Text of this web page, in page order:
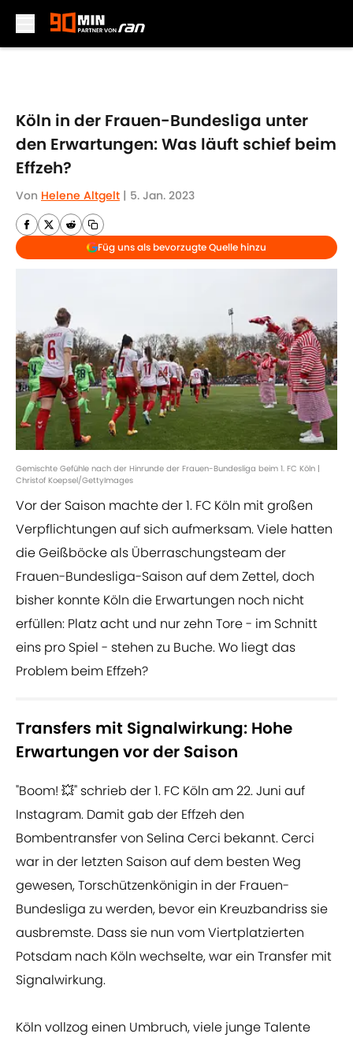
Köln in der Frauen-Bundesliga unter
den Erwartungen: Was läuft schief beim
Effzeh?
Von Helene Altgelt | 5. Jan. 2023
Füg uns als bevorzugte Quelle hinzu
Gemischte Gefühle nach der Hinrunde der Frauen-Bundesliga beim 1. FC Köln |
Christof Koepsel/GettyImages
Vor der Saison machte der 1. FC Köln mit großen
Verpflichtungen auf sich aufmerksam. Viele hatten
die Geißböcke als Überraschungsteam der
Frauen-Bundesliga-Saison auf dem Zettel, doch
bisher konnte Köln die Erwartungen noch nicht
erfüllen: Platz acht und nur zehn Tore - im Schnitt
eins pro Spiel - stehen zu Buche. Wo liegt das
Problem beim Effzeh?
Transfers mit Signalwirkung: Hohe
Erwartungen vor der Saison
"Boom! 💥" schrieb der 1. FC Köln am 22. Juni auf
Instagram. Damit gab der Effzeh den
Bombentransfer von Selina Cerci bekannt. Cerci
war in der letzten Saison auf dem besten Weg
gewesen, Torschützenkönigin in der Frauen-
Bundesliga zu werden, bevor ein Kreuzbandriss sie
ausbremste. Dass sie nun vom Viertplatzierten
Potsdam nach Köln wechselte, war ein Transfer mit
Signalwirkung.
Köln vollzog einen Umbruch, viele junge Talente